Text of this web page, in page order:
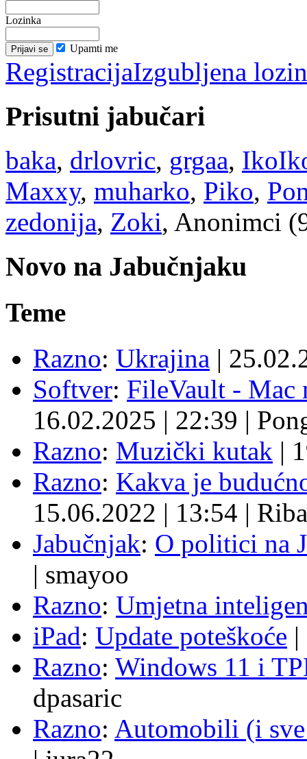
Lozinka
Upamti me
RegistracijaIzgubljena
Prisutni jabučari
baka, drlovric, grgaa,
Maxxy, muharko, Piko,
zedonija, Zoki, Anonimci
Novo na Jabučnjaku
Teme
Razno: Ukrajina |
Softver: FileVault - Mac
16.02.2025 | 22:39 |
Razno: Muzički kutak |
Razno: Kakva je
15.06.2022 | 13:54 | Riba
Jabučnjak: O politici na
| smayoo
Razno: Umjetna
iPad: Update poteškoće |
Razno: Windows 11 i
dpasaric
Razno: Automobili (i